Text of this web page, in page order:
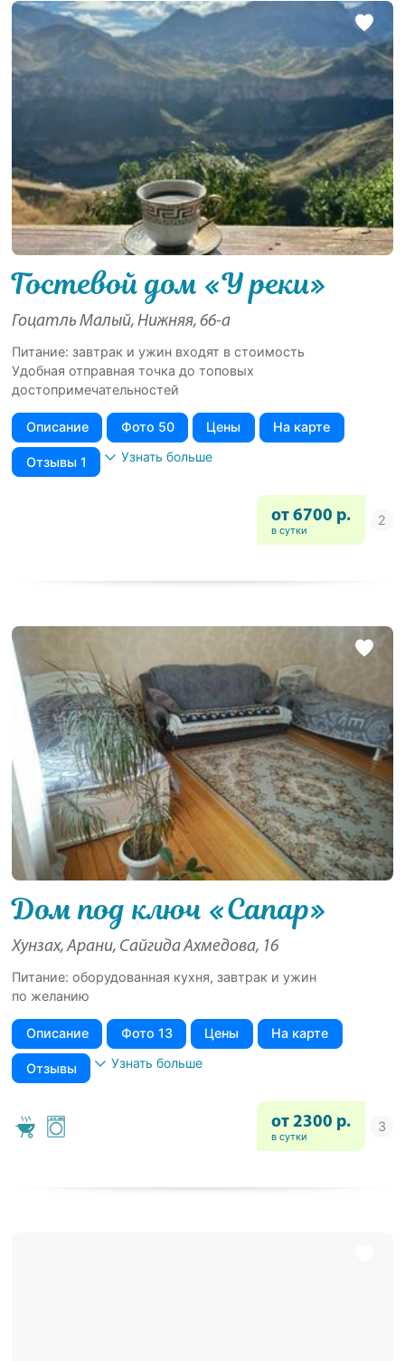
Гостевой дом «У реки»
Гоцатль Малый, Нижняя, 66-а
Питание: завтрак и ужин входят в стоимость
Удобная отправная точка до топовых
достопримечательностей
Описание Фото 50 Цены На карте
Отзывы 1 Узнать больше
от 6700 р.
в сутки
Дом под ключ «Сапар»
Хунзах, Арани, Сайгида Ахмедова, 16
Питание: оборудованная кухня, завтрак и ужин
по желанию
Описание Фото 13 Цены На карте
Отзывы Узнать больше
от 2300 р.
в сутки